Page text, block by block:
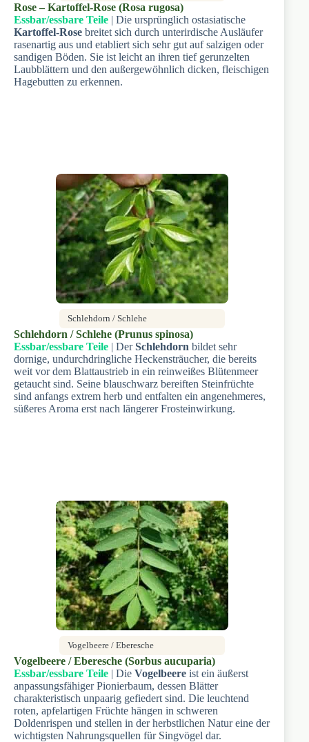
Rose – Kartoffel-Rose (Rosa rugosa)
Essbar/essbare Teile | Die ursprünglich ostasiatische
Kartoffel-Rose breitet sich durch unterirdische Ausläufer
rasenartig aus und etabliert sich sehr gut auf salzigen oder
sandigen Böden. Sie ist leicht an ihren tief gerunzelten
Laubblättern und den außergewöhnlich dicken, fleischigen
Hagebutten zu erkennen.
Schlehdorn / Schlehe
Schlehdorn / Schlehe (Prunus spinosa)
Essbar/essbare Teile | DerSchlehdorn bildet sehr
dornige, undurchdringliche Heckensträucher, die bereits
weit vor dem Blattaustrieb in ein reinweißes Blütenmeer
getaucht sind. Seine blauschwarz bereiften Steinfrüchte
sind anfangs extrem herb und entfalten ein angenehmeres,
süßeres Aroma erst nach längerer Frosteinwirkung.
Vogelbeere / Eberesche
Vogelbeere / Eberesche (Sorbus aucuparia)
Essbar/essbare Teile | Die Vogelbeere ist ein äußerst
anpassungsfähiger Pionierbaum, dessen Blätter
charakteristisch unpaarig gefiedert sind. Die leuchtend
roten, apfelartigen Früchte hängen in schweren
Doldenrispen und stellen in der herbstlichen Natur eine der
wichtigsten Nahrungsquellen für Singvögel dar.